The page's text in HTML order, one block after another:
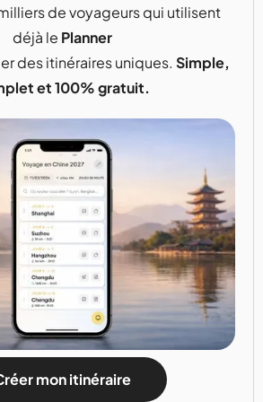
de voyageurs qui utilisent
déjà le Planner
des itinéraires uniques. Simple,
et 100% gratuit.
mon itinéraire